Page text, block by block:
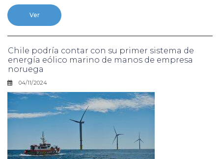
Ver
Chile podría contar con su primer sistema de
energía eólico marino de manos de empresa
noruega
04/11/2024